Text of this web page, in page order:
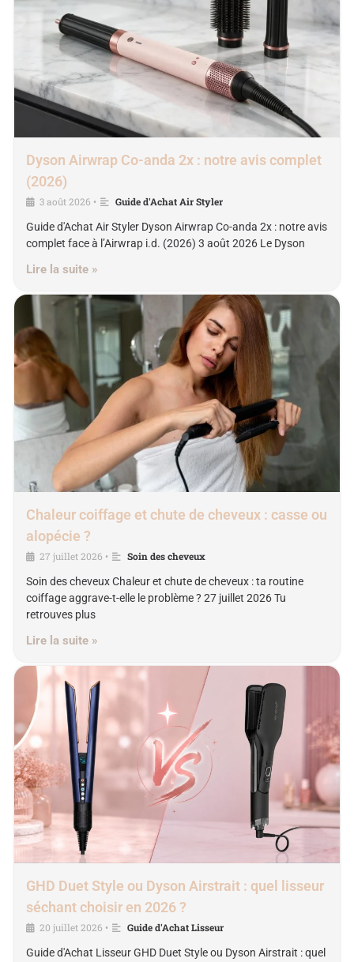
Dyson Airwrap Co-anda 2x : notre avis complet
(2026)
3 août 2026 •
Guide d'Achat Air Styler
Guide d'Achat Air Styler Dyson Airwrap Co-anda 2x : notre avis
complet face à l’Airwrap i.d. (2026) 3 août 2026 Le Dyson
Lire la suite »
Chaleur coiffage et chute de cheveux : casse ou
alopécie ?
27 juillet 2026 •
Soin des cheveux
Soin des cheveux Chaleur et chute de cheveux : ta routine
coiffage aggrave-t-elle le problème ? 27 juillet 2026 Tu
retrouves plus
Lire la suite »
GHD Duet Style ou Dyson Airstrait : quel lisseur
séchant choisir en 2026 ?
20 juillet 2026 •
Guide d'Achat Lisseur
Guide d'Achat Lisseur GHD Duet Style ou Dyson Airstrait : quel